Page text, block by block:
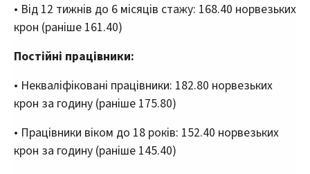
• Від 12 тижнів до 6 місяців стажу: 168.40 норвезьких
крон (раніше 161.40)
Постійні працівники:
• Некваліфіковані працівники: 182.80 норвезьких
крон за годину (раніше 175.80)
• Працівники віком до 18 років: 152.40 норвезьких
крон за годину (раніше 145.40)